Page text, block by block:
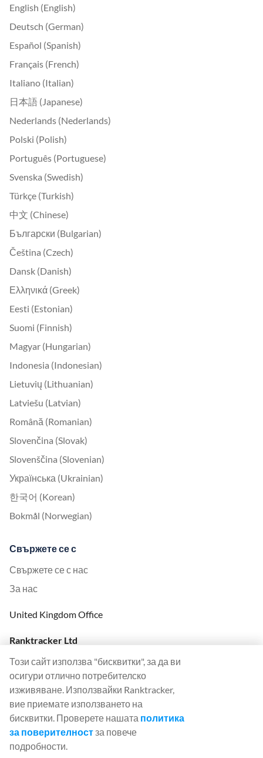
English (English)
Deutsch (German)
Español (Spanish)
Français (French)
Italiano (Italian)
日本語 (Japanese)
Nederlands (Nederlands)
Polski (Polish)
Português (Portuguese)
Svenska (Swedish)
Türkçe (Turkish)
中文 (Chinese)
Български (Bulgarian)
Čeština (Czech)
Dansk (Danish)
Ελληνικά (Greek)
Eesti (Estonian)
Suomi (Finnish)
Magyar (Hungarian)
Indonesia (Indonesian)
Lietuvių (Lithuanian)
Latviešu (Latvian)
Română (Romanian)
Slovenčina (Slovak)
Slovenščina (Slovenian)
Українська (Ukrainian)
한국어 (Korean)
Bokmål (Norwegian)
Свържете се с
Свържете се с нас
За нас
United Kingdom Office
Ranktracker Ltd
London, EC1R 5DF
Company No: 08820809
felix@ranktracker.com
2015 -
Този сайт използва "бисквитки", за да ви
осигури отлично потребителско
изживяване. Използвайки Ranktracker,
вие приемате използването на
бисквитки. Проверете нашата политика
за поверителностза повече
подробности.